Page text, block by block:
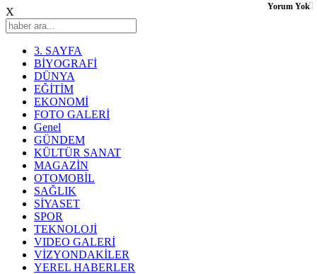
X
3. SAYFA
BİYOGRAFİ
DÜNYA
EĞİTİM
EKONOMİ
FOTO GALERİ
Genel
GÜNDEM
KÜLTÜR SANAT
MAGAZİN
OTOMOBİL
SAĞLIK
SİYASET
SPOR
TEKNOLOJİ
VIDEO GALERİ
VİZYONDAKİLER
YEREL HABERLER
Yorum Yok